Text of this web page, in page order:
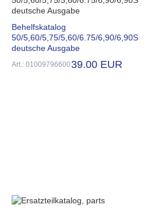
Behelfskatalog
50/5,60/5,75/5,60/6.75/6,90/6,90S
deutsche Ausgabe
Art.: 01009796600 39.00 EUR